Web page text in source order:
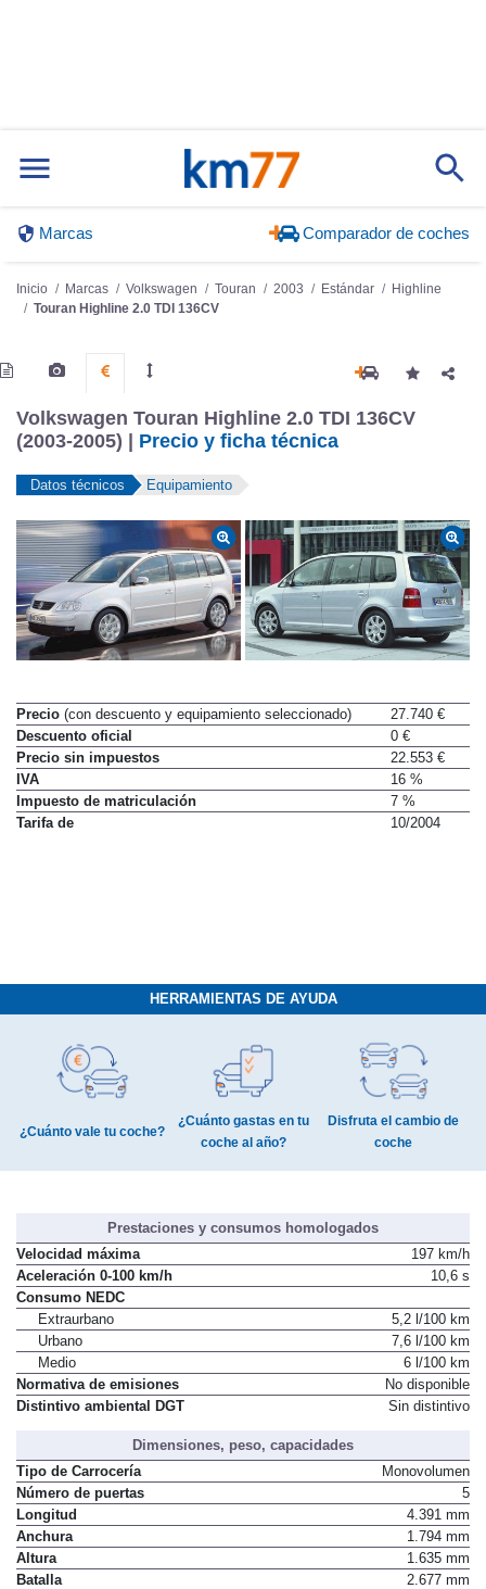
Marcas Comparador de coches
Inicio Marcas Volkswagen Touran 2003 Estándar
Highline
Touran Highline 2.0 TDI 136CV
Volkswagen Touran Highline 2.0 TDI 136CV
(2003-2005) | Precio y ficha técnica
Datos técnicos Equipamiento
Precio (con descuento y equipamiento seleccionado)
27.740 €
Descuento oficial
0 €
Precio sin impuestos
22.553 €
IVA
16 %
Impuesto de matriculación
7 %
Tarifa de
10/2004
HERRAMIENTAS DE AYUDA
¿Cuánto vale tu coche?
¿Cuánto gastas en tu
coche al año?
Disfruta el cambio de
coche
Prestaciones y consumos homologados
Velocidad máxima
197 km/h
Aceleración 0-100 km/h
10,6 s
Consumo NEDC
Extraurbano
5,2 l/100 km
Urbano
7,6 l/100 km
Medio
6 l/100 km
Normativa de emisiones
No disponible
Distintivo ambiental DGT
Sin distintivo
Dimensiones, peso, capacidades
Tipo de Carrocería
Monovolumen
Número de puertas
5
Longitud
4.391 mm
Anchura
1.794 mm
Altura
1.635 mm
Batalla
2.677 mm